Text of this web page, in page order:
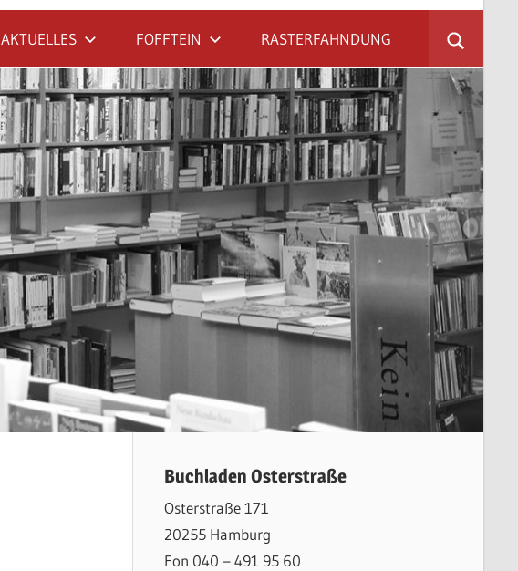
AKTUELLES FOFFTEIN RASTERFAHNDUNG
Buchladen Osterstraße
Osterstraße 171
20255 Hamburg
Fon 040 – 491 95 60